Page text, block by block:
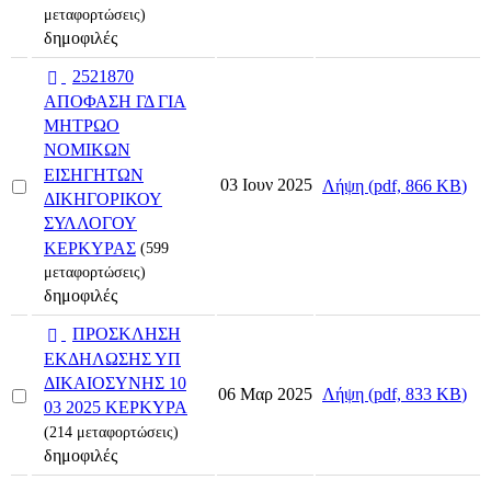
μεταφορτώσεις)
δημοφιλές
Select
d
f
2521870
ΑΠΟΦΑΣΗ ΓΔ ΓΙΑ
ΜΗΤΡΩΟ
ΝΟΜΙΚΩΝ
ΕΙΣΗΓΗΤΩΝ
ΔΙΚΗΓΟΡΙΚΟΥ
ΣΥΛΛΟΓΟΥ
ΚΕΡΚΥΡΑΣ (599
μεταφορτώσεις)
δημοφιλές
03 Ιουν 2025 Λήψη (pdf, 866 KB)
Select
p
d
f
ΠΡΟΣΚΛΗΣΗ
ΕΚΔΗΛΩΣΗΣ ΥΠ
ΔΙΚΑΙΟΣΥΝΗΣ 10
03 2025 ΚΕΡΚΥΡΑ
(214 μεταφορτώσεις)
δημοφιλές
06 Μαρ 2025 Λήψη (pdf, 833 KB)